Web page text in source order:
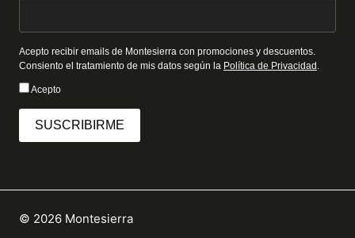
Acepto recibir emails de Montesierra con promociones y descuentos.
Consiento el tratamiento de mis datos según la Política de Privacidad .
Acepto
SUSCRIBIRME
© 2026 Montesierra